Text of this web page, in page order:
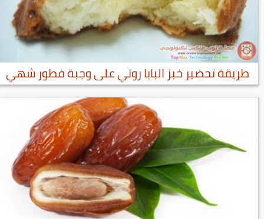
طريقة تحضير خبز البابا روتي على وجبة فطور شهي